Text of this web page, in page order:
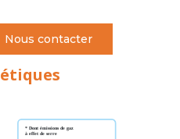
Nous contacter